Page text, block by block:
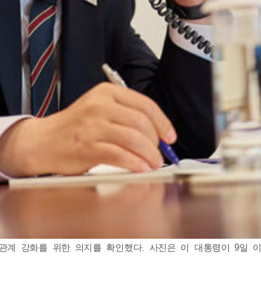
계 강화를 위한 의지를 확인했다. 사진은 이 대통령이 9일